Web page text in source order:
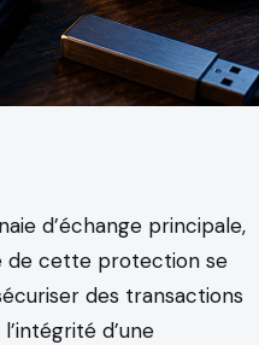
d’échange principale,
de cette protection se
des transactions
d’une